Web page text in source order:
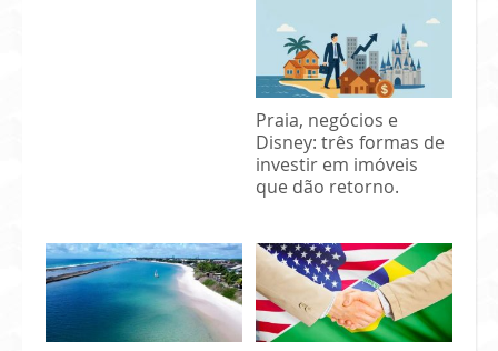
Praia, negócios e
Disney: três formas de
investir em imóveis
que dão retorno.